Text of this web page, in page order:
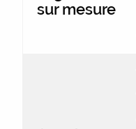
sur mesure